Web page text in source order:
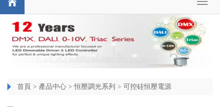
首頁 > 產品中心 >恒壓調光系列 > 可控硅恒壓電源